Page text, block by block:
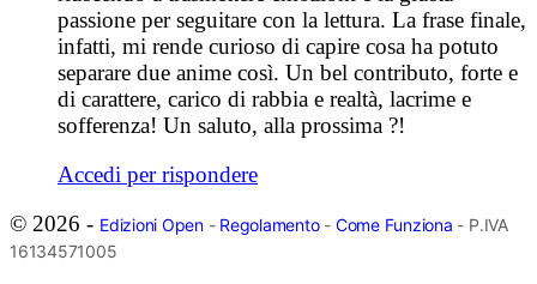
passione per seguitare con la lettura. La frase finale,
infatti, mi rende curioso di capire cosa ha potuto
separare due anime così. Un bel contributo, forte e
di carattere, carico di rabbia e realtà, lacrime e
sofferenza! Un saluto, alla prossima ?!
Accedi per rispondere
© 2026 - Edizioni Open- Regolamento- Come Funziona - P.IVA
16134571005